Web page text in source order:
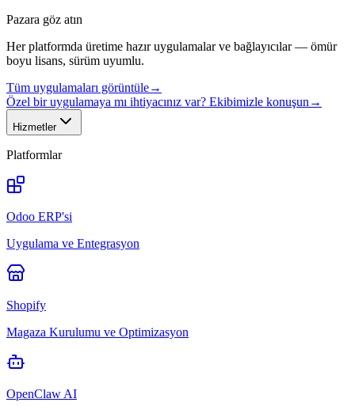
Pazara göz atın
Her platformda üretime hazır uygulamalar ve bağlayıcılar — ömür
boyu lisans, sürüm uyumlu.
Tüm uygulamaları görüntüle→
Özel bir uygulamaya mı ihtiyacınız var? Ekibimizle konuşun →
Hizmetler
Platformlar
Odoo ERP'si
Uygulama ve Entegrasyon
Shopify
Magaza Kurulumu ve Optimizasyon
OpenClaw AI